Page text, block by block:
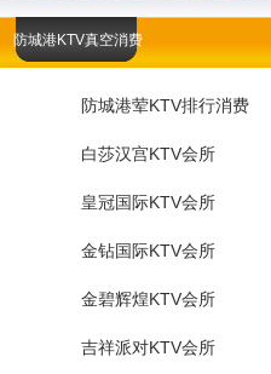
防城港KTV真空消费
防城港荤KTV排行消费
白莎汉宫KTV会所
皇冠国际KTV会所
金钻国际KTV会所
金碧辉煌KTV会所
吉祥派对KTV会所